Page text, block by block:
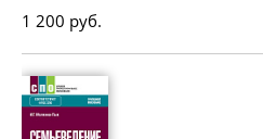
1 200 руб.